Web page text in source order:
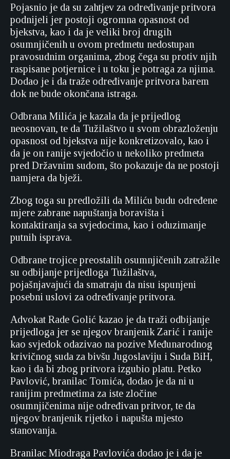
Pojasnio je da su zahtjev za određivanje pritvora
podnijeli jer postoji ogromna opasnost od
bjekstva, kao i da je veliki broj drugih
osumnjičenih u ovom predmetu nedostupan
pravosudnim organima, zbog čega su protiv njih
raspisane potjernice i u toku je potraga za njima.
Dodao je i da traže određivanje pritvora barem
dok ne bude okončana istraga.
Odbrana Milića je kazala da je prijedlog
neosnovan, te da Tužilaštvo u svom obrazloženju
opasnost od bjekstva nije konkretizovalo, kao i
da je on ranije svjedočio u nekoliko predmeta
pred Državnim sudom, što pokazuje da ne postoji
namjera da bježi.
Zbog toga su predložili da Miliću budu određene
mjere zabrane napuštanja boravišta i
kontaktiranja sa svjedocima, kao i oduzimanje
putnih isprava.
Odbrane trojice preostalih osumnjičenih zatražile
su odbijanje prijedloga Tužilaštva,
pojašnjavajući da smatraju da nisu ispunjeni
posebni uslovi za određivanje pritvora.
Advokat Rade Golić kazao je da traži odbijanje
prijedloga jer se njegov branjenik Zarić i ranije
kao svjedok odazivao na pozive Međunarodnog
krivičnog suda za bivšu Jugoslaviju i Suda BiH,
kao i da bi zbog pritvora izgubio platu. Petko
Pavlović, branilac Tomića, dodao je da ni u
ranijim predmetima za iste zločine
osumnjičenima nije određivan pritvor, te da
njegov branjenik rijetko i napušta mjesto
stanovanja.
Branilac Miodraga Pavlovića dodao je i da je